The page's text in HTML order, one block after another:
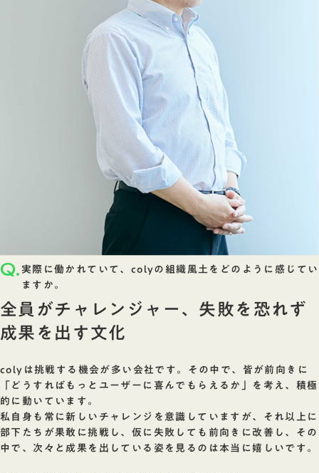
Q. 実際に働かれていて、colyの組織風土をどのように感じてい
ますか。
全員がチャレンジャー、失敗を恐れず
成果を出す文化
colyは挑戦する機会が多い会社です。その中で、皆が前向きに
「どうすればもっとユーザーに喜んでもらえるか」を考え、積極
的に動いています。
私自身も常に新しいチャレンジを意識していますが、それ以上に
部下たちが果敢に挑戦し、仮に失敗しても前向きに改善し、その
中で、次々と成果を出している姿を見るのは本当に嬉しいです。